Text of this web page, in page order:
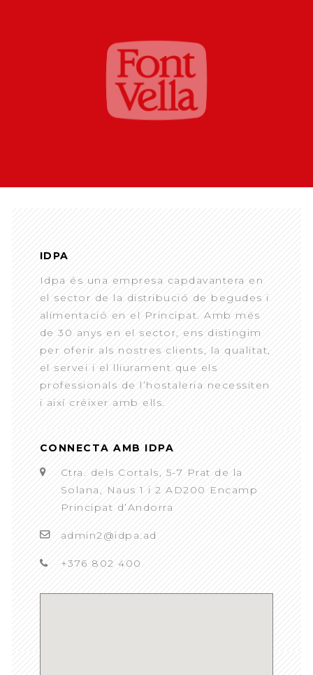
IDPA
Idpa és una empresa capdavantera en
el sector de la distribució de begudes i
alimentació en el Principat. Amb més
de 30 anys en el sector, ens distingim
per oferir als nostres clients, la qualitat,
el servei i el lliurament que els
professionals de l’hostaleria necessiten
i així créixer amb ells.
CONNECTA AMB IDPA
Ctra. dels Cortals, 5-7 Prat de la
Solana, Naus 1 i 2 AD200 Encamp
Principat d’Andorra
admin2@idpa.ad
+376 802 400